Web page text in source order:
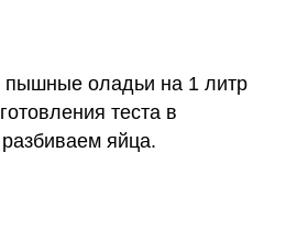
15.4
пышные оладьи на 1 литр
теста в
яйца.
социальных сетей: